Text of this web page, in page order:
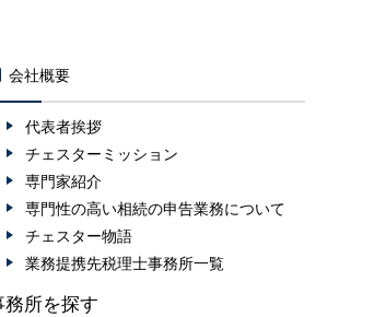
会社概要
代表者挨拶
チェスターミッション
専門家紹介
専門性の高い相続の申告業務について
チェスター物語
業務提携先税理士事務所一覧
務所を探す